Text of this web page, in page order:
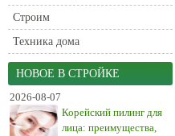
Строим
Техника дома
НОВОЕ В СТРОЙКЕ
2026-08-07
Корейский пилинг для
лица: преимущества,